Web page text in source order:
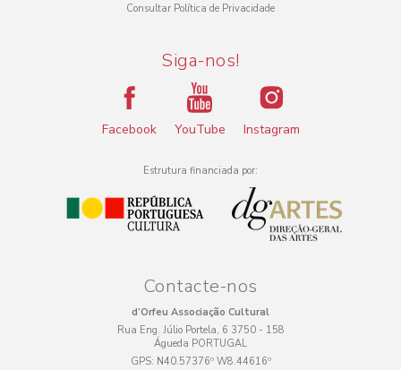
Consultar Política de Privacidade
Siga-nos!
Facebook YouTube Instagram
Estrutura financiada por:
Contacte-nos
d’Orfeu Associação Cultural
Rua Eng. Júlio Portela, 6 3750 - 158
Águeda PORTUGAL
GPS: N40.57376º W8.44616º